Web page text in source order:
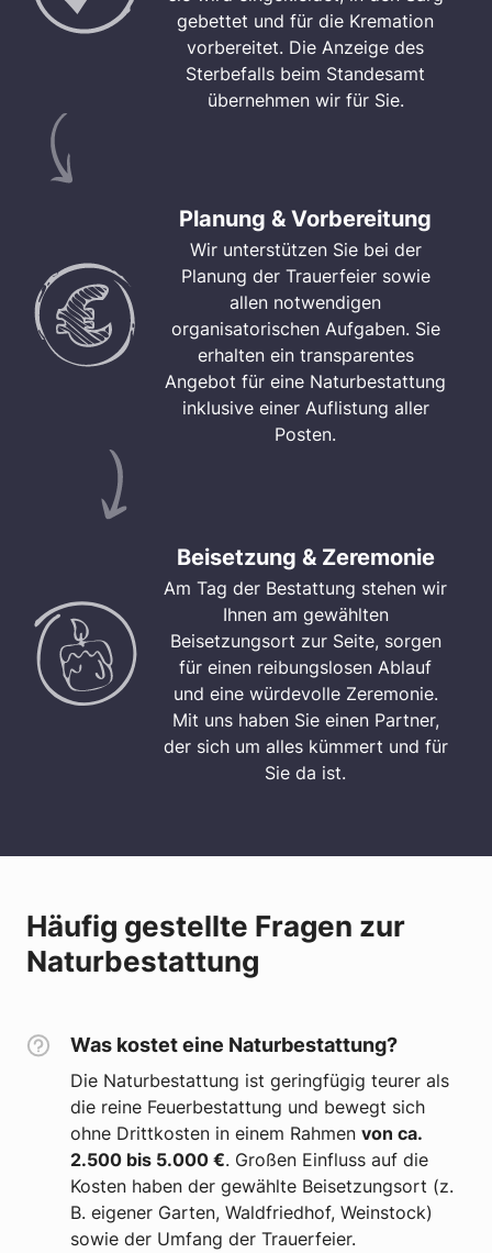
gebettet und für die Kremation
vorbereitet. Die Anzeige des
Sterbefalls beim Standesamt
übernehmen wir für Sie.
Planung & Vorbereitung
Wir unterstützen Sie bei der
Planung der Trauerfeier sowie
allen notwendigen
organisatorischen Aufgaben. Sie
erhalten ein transparentes
Angebot für eine Naturbestattung
inklusive einer Auflistung aller
Posten.
Beisetzung & Zeremonie
Am Tag der Bestattung stehen wir
Ihnen am gewählten
Beisetzungsort zur Seite, sorgen
für einen reibungslosen Ablauf
und eine würdevolle Zeremonie.
Mit uns haben Sie einen Partner,
der sich um alles kümmert und für
Sie da ist.
Häufig gestellte Fragen zur
Naturbestattung
Was kostet eine Naturbestattung?
Die Naturbestattung ist geringfügig teurer als
die reine Feuerbestattung und bewegt sich
ohne Drittkosten in einem Rahmen von ca.
2.500 bis 5.000 €. Großen Einfluss auf die
Kosten haben der gewählte Beisetzungsort (z.
B. eigener Garten, Waldfriedhof, Weinstock)
sowie der Umfang der Trauerfeier.